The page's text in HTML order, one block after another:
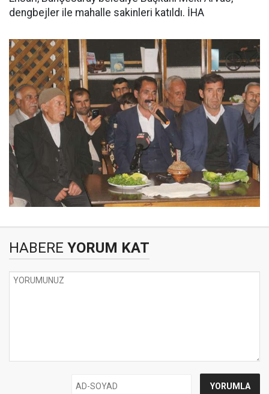
dengbejler ile mahalle sakinleri katıldı. İHA
HABERE YORUM KAT